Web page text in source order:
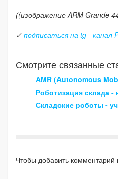
((изображение ARM Grande
✓ подписаться на tg - канал
Смотрите связанные
AMR (Autonomous
Роботизация склада -
Складские роботы -
Чтобы добавить